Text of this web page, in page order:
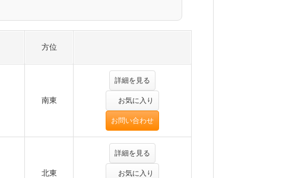
方位
南東
詳細を見る
お気に入り
お問い合わせ
北東
詳細を見る
お気に入り